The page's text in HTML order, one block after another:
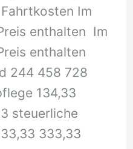
Im
enthalten Im
enthalten
244 458 728
134,33
steuerliche
333,33